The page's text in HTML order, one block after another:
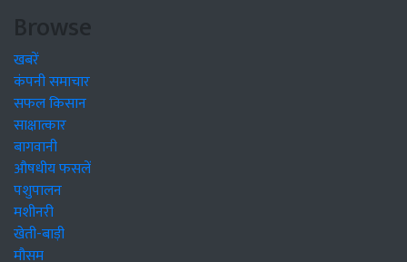
Browse
खबरें
कंपनी समाचार
सफल किसान
साक्षात्कार
बागवानी
औषधीय फसलें
पशुपालन
मशीनरी
खेती-बाड़ी
मौसम